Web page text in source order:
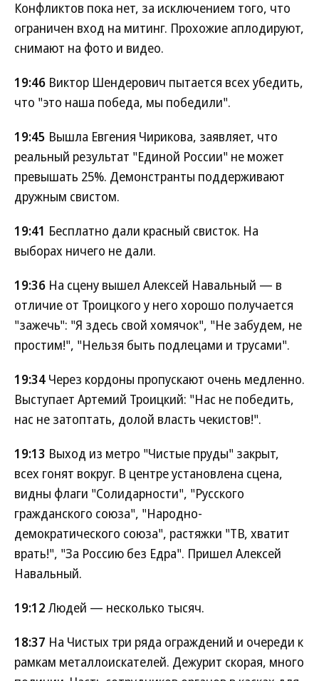
Конфликтов пока нет, за исключением того, что
ограничен вход на митинг. Прохожие аплодируют,
снимают на фото и видео.
19:46 Виктор Шендерович пытается всех убедить,
что "это наша победа, мы победили".
19:45 Вышла Евгения Чирикова, заявляет, что
реальный результат "Единой России" не может
превышать 25%. Демонстранты поддерживают
дружным свистом.
19:41 Бесплатно дали красный свисток. На
выборах ничего не дали.
19:36 На сцену вышел Алексей Навальный — в
отличие от Троицкого у него хорошо получается
"зажечь": "Я здесь свой хомячок", "Не забудем, не
простим!", "Нельзя быть подлецами и трусами".
19:34 Через кордоны пропускают очень медленно.
Выступает Артемий Троицкий: "Нас не победить,
нас не затоптать, долой власть чекистов!".
19:13 Выход из метро "Чистые пруды" закрыт,
всех гонят вокруг. В центре установлена сцена,
видны флаги "Солидарности", "Русского
гражданского союза", "Народно-
демократического союза", растяжки "ТВ, хватит
врать!", "За Россию без Едра". Пришел Алексей
Навальный.
19:12Людей — несколько тысяч.
18:37 На Чистых три ряда ограждений и очереди к
рамкам металлоискателей. Дежурит скорая, много